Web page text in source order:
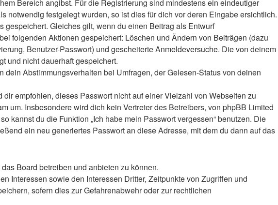
Bereich angibst. Für die Registrierung sind mindestens ein eindeutiger
festgelegt wurden, so ist dies für dich vor deren Eingabe ersichtlich.
Gleiches gilt, wenn du einen Beitrag als Entwurf
folgenden Aktionen gespeichert: Löschen und Ändern von Beiträgen (dazu
Benutzer-Passwort) und gescheiterte Anmeldeversuche. Die von deinem
und nicht dauerhaft gespeichert.
Abstimmungsverhalten bei Umfragen, der Gelesen-Status von deinen
empfohlen, dieses Passwort nicht auf einer Vielzahl von Webseiten zu
um. Insbesondere wird dich kein Vertreter des Betreibers, von phpBB Limited
kannst du die Funktion „Ich habe mein Passwort vergessen“ benutzen. Die
ein neu generiertes Passwort an diese Adresse, mit dem du dann auf das
Board betreiben und anbieten zu können.
Interessen sowie den Interessen Dritter, Zeitpunkte von Zugriffen und
sofern dies zur Gefahrenabwehr oder zur rechtlichen